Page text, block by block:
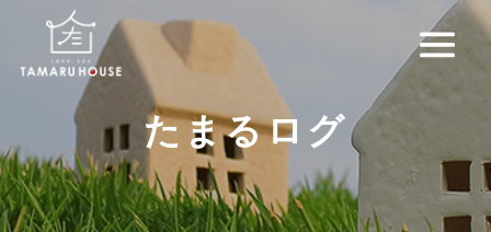
たまるログ